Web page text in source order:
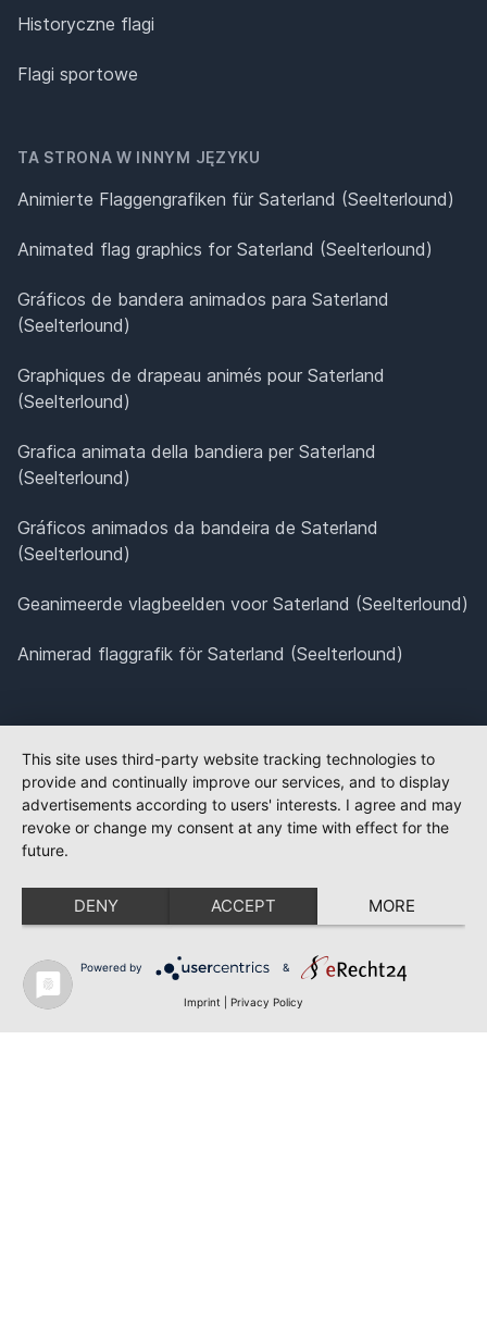
Historyczne flagi
Flagi sportowe
TA STRONA W INNYM JĘZYKU
Animierte Flaggengrafiken für Saterland (Seelterlound)
Animated flag graphics for Saterland (Seelterlound)
Gráficos de bandera animados para Saterland
(Seelterlound)
Graphiques de drapeau animés pour Saterland
(Seelterlound)
Grafica animata della bandiera per Saterland
(Seelterlound)
Gráficos animados da bandeira de Saterland
(Seelterlound)
Geanimeerde vlagbeelden voor Saterland (Seelterlound)
Animerad flaggrafik för Saterland (Seelterlound)
This site uses third-party website tracking technologies to
provide and continually improve our services, and to display
advertisements according to users' interests. I agree and may
revoke or change my consent at any time with effect for the
future.
DENY ACCEPT MORE
Powered by &
Imprint Privacy Policy